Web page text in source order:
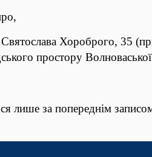
Хороброго, 35
простору Волноваської
лише за попереднім